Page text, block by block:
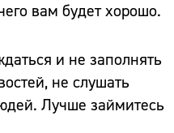
вам будет хорошо.
и не заполнять
не слушать
Лучше займитесь